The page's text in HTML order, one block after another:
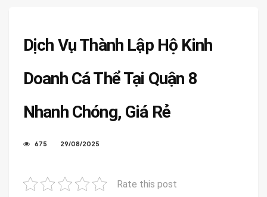
Dịch Vụ Thành Lập Hộ Kinh
Doanh Cá Thể Tại Quận 8
Nhanh Chóng, Giá Rẻ
675 29/08/2025
Rate this post